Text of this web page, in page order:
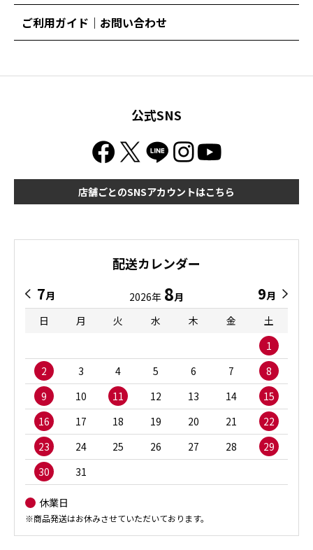
ご利用ガイド｜お問い合わせ
公式SNS
店舗ごとのSNSアカウントはこちら
配送カレンダー
7月 2026年 8月 9月
日
月 火 水 木 金
土
1
2
3 4 5 6 7
8
9
10 11 12 13 14
15
16
17 18 19 20 21
22
23
24 25 26 27 28
29
30
31
休業日
※商品発送はお休みさせていただいております。